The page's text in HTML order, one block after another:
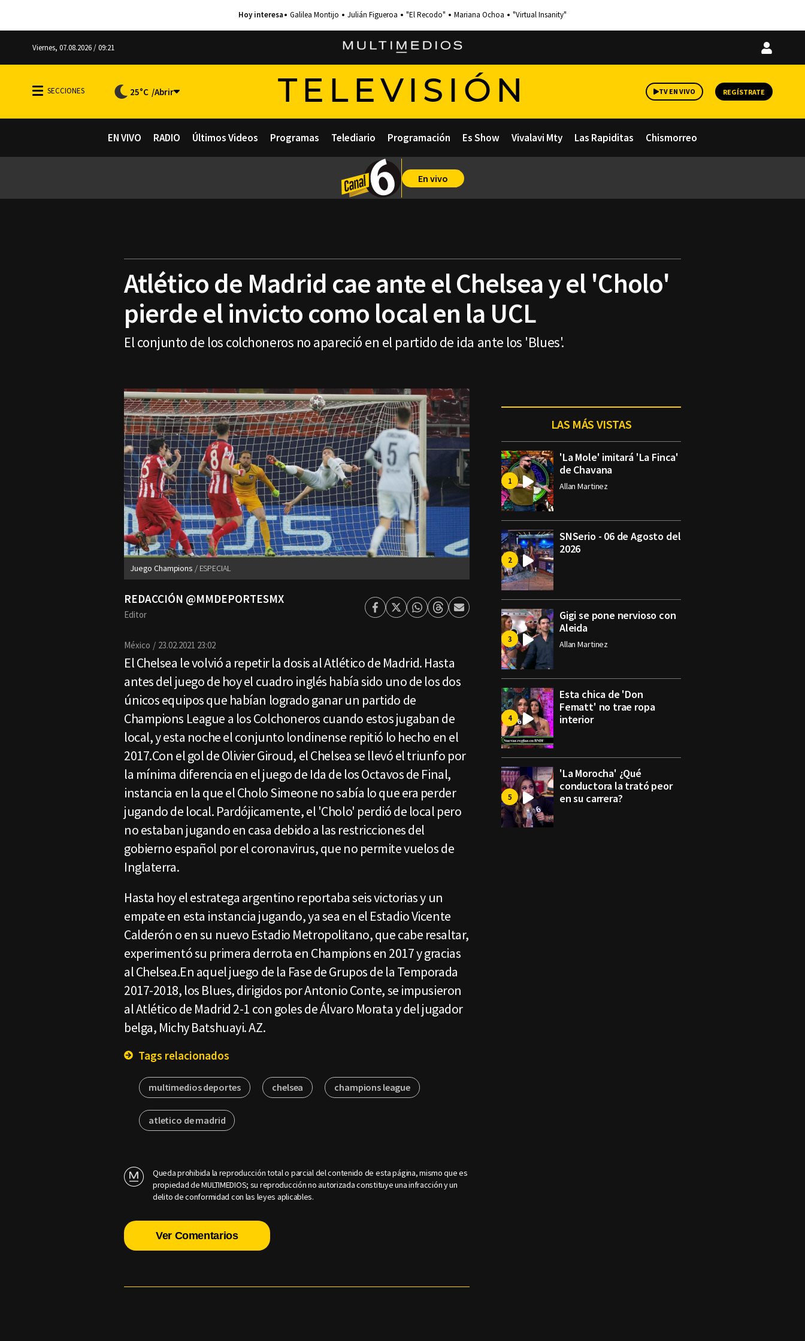
Galilea Montijo Julián Figueroa "El Recodo" Mariana Ochoa "Virtual Insanity"
Viernes, 07.08.2026 / 09:21
Iniciar
25°C TELEVISIÓN TV EN VIVO REGÍSTRATE
EN VIVO RADIO Últimos Videos Programas Telediario Programación Es Show Vivalavi Mty Las Rapiditas Chismorreo
En vivo
Atlético de Madrid cae ante el Chelsea y el 'Cholo'
pierde el invicto como local en la UCL
El conjunto de los colchoneros no apareció en el partido de ida ante los 'Blues'.
Juego Champions ESPECIAL
REDACCIÓN @MMDEPORTESMX
Editor Facebook
TwitterWhatsapp
ThreadsEnviar
México 23.02.2021 23:02
El Chelsea le volvió a repetir la dosis al Atlético de Madrid. Hasta
antes del juego de hoy el cuadro inglés había sido uno de los dos
únicos equipos que habían logrado ganar un partido de
Champions League a los Colchoneros cuando estos jugaban de
local, y esta noche el conjunto londinense repitió lo hecho en el
2017.Con el gol de Olivier Giroud, el Chelsea se llevó el triunfo por
la mínima diferencia en el juego de Ida de los Octavos de Final,
instancia en la que el Cholo Simeone no sabía lo que era perder
jugando de local. Pardójicamente, el 'Cholo' perdió de local pero
no estaban jugando en casa debido a las restricciones del
gobierno español por el coronavirus, que no permite vuelos de
Inglaterra.
Hasta hoy el estratega argentino reportaba seis victorias y un
empate en esta instancia jugando, ya sea en el Estadio Vicente
Calderón o en su nuevo Estadio Metropolitano, que cabe resaltar,
experimentó su primera derrota en Champions en 2017 y gracias
al Chelsea.En aquel juego de la Fase de Grupos de la Temporada
2017-2018, los Blues, dirigidos por Antonio Conte, se impusieron
al Atlético de Madrid 2-1 con goles de Álvaro Morata y del jugador
belga, Michy Batshuayi. AZ.
Tags relacionados
multimedios deportes chelsea champions league
atletico de madrid
Queda prohibida la reproducción total o parcial del contenido de esta página, mismo que es
propiedad de MULTIMEDIOS; su reproducción no autorizada constituye una infracción y un
delito de conformidad con las leyes aplicables.
Ver Comentarios
LAS MÁS VISTAS
'La Mole' imitará 'La Finca'
de Chavana
Allan Martinez
SNSerio - 06 de Agosto del
2026
Gigi se pone nervioso con
Aleida
Allan Martinez
Esta chica de 'Don
Fematt' no trae ropa
interior
'La Morocha' ¿Qué
conductora la trató peor
en su carrera?